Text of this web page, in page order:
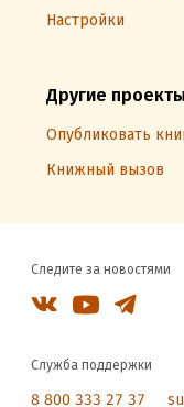
Настройки
Другие проекты
Опубликовать
Книжный вызов
Следите за новостями
Служба поддержки
8 800 333 27 37